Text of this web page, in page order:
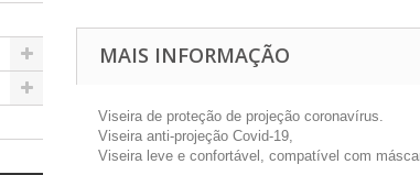
MAIS INFORMAÇÃO
Viseira de proteção de projeção coronavírus.
Viseira anti-projeção Covid-19,
Viseira leve e confortável, compatível com